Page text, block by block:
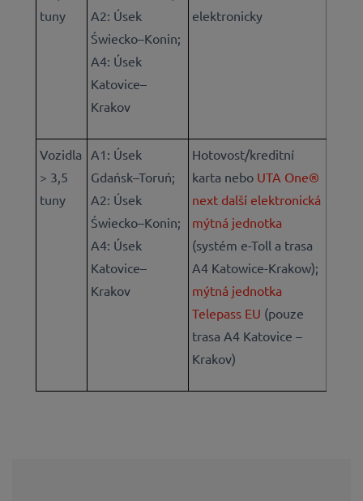
tuny
A2: Úsek
Świecko–Konin;
A4: Úsek
Katovice–
Krakov
elektronicky
Vozidla
> 3,5
tuny
A1: Úsek
Gdańsk–Toruń;
A2: Úsek
Świecko–Konin;
A4: Úsek
Katovice–
Krakov
Hotovost/kreditní
karta nebo UTA One®
next další elektronická
mýtná jednotka
(systém e-Toll a trasa
A4 Katowice-Krakow);
mýtná jednotka
Telepass EU (pouze
trasa A4 Katovice –
Krakov)